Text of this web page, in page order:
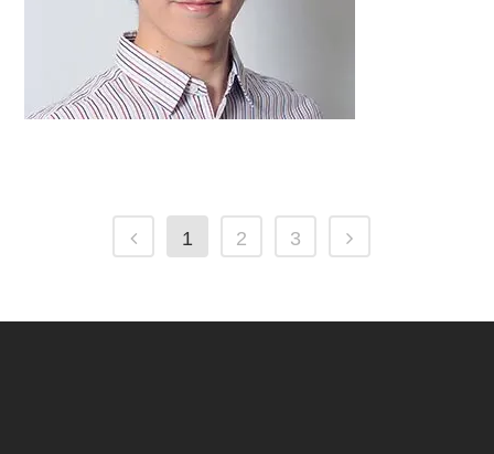
1 2 3